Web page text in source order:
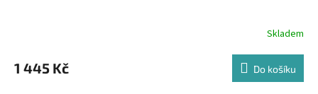
produktu
je
Skladem
1 445 Kč Do košíku